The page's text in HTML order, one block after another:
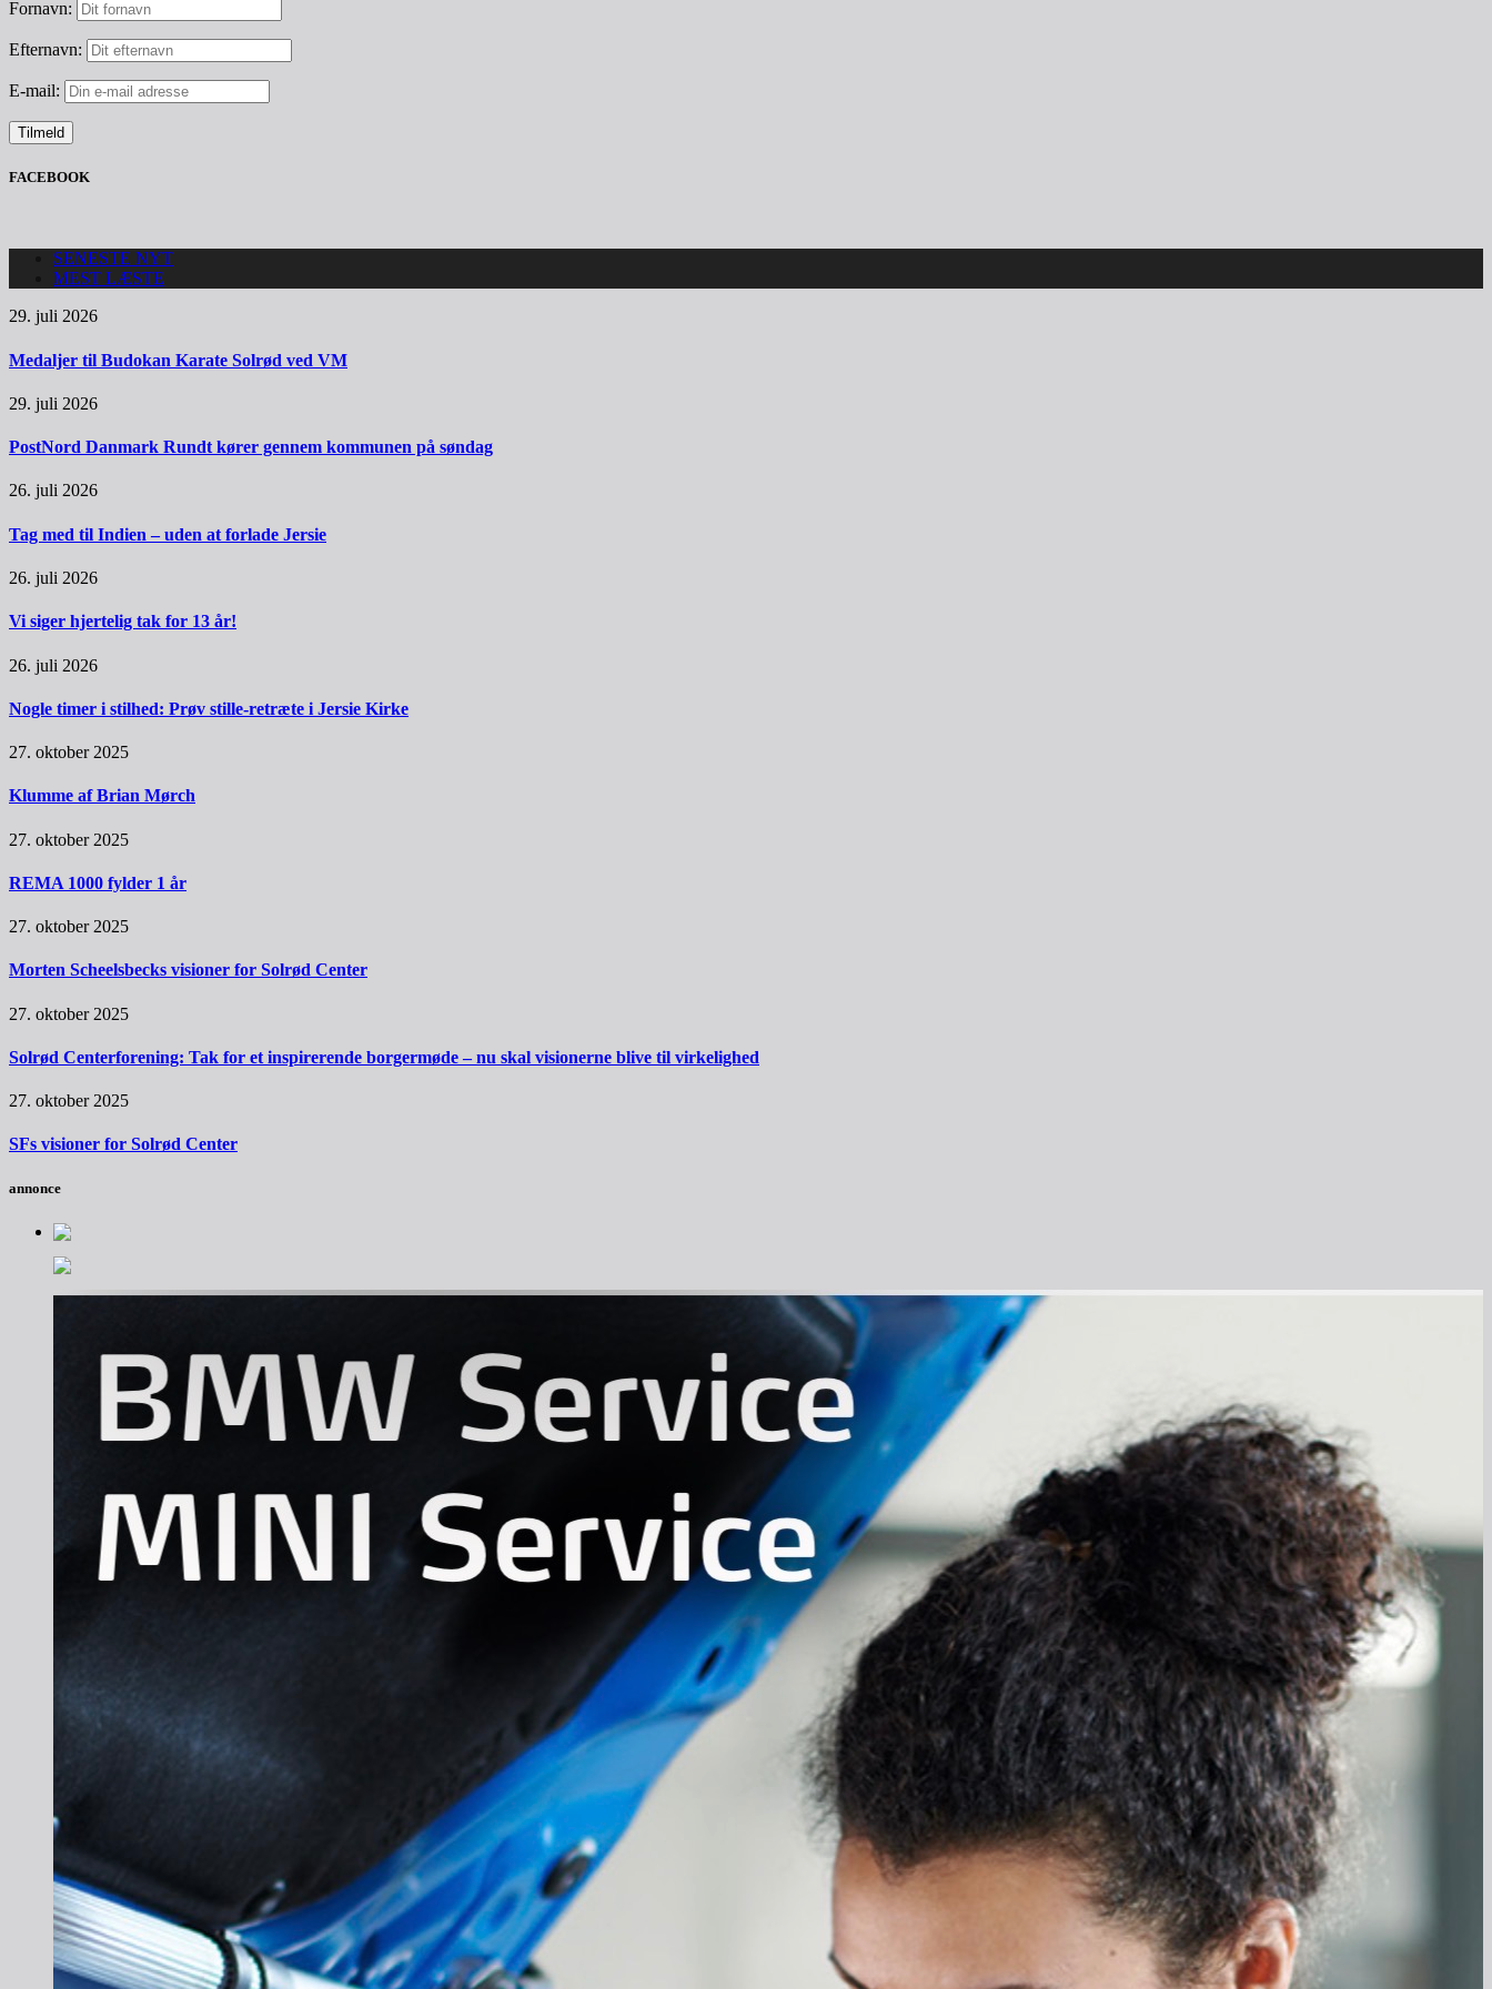
Fornavn:
Efternavn:
E-mail:
FACEBOOK
SENESTE NYT
MEST LÆSTE
29. juli 2026
Medaljer til Budokan Karate Solrød ved VM
29. juli 2026
PostNord Danmark Rundt kører gennem kommunen på søndag
26. juli 2026
Tag med til Indien – uden at forlade Jersie
26. juli 2026
Vi siger hjertelig tak for 13 år!
26. juli 2026
Nogle timer i stilhed: Prøv stille-retræte i Jersie Kirke
27. oktober 2025
Klumme af Brian Mørch
27. oktober 2025
REMA 1000 fylder 1 år
27. oktober 2025
Morten Scheelsbecks visioner for Solrød Center
27. oktober 2025
Solrød Centerforening: Tak for et inspirerende borgermøde – nu skal visionerne blive til virkelighed
27. oktober 2025
SFs visioner for Solrød Center
annonce